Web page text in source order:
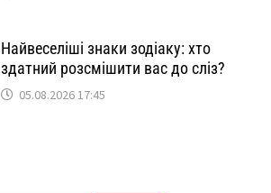
Найвеселіші знаки зодіаку: хто
здатний розсмішити вас до сліз?
05.08.2026 17:45